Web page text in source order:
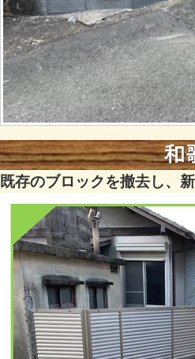
既存のブロックを撤去し、